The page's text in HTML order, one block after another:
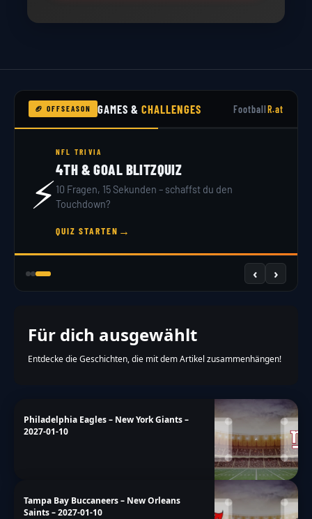
🏈 OFFSEASON GAMES &CHALLENGES FootballR.at
⚡
NFL TRIVIA
4TH & GOAL BLITZQUIZ
10 Fragen, 15 Sekunden – schaffst du den
Touchdown?
QUIZ STARTEN →
‹ ›
Für dich ausgewählt
Entdecke die Geschichten, die mit dem Artikel zusammenhängen!
Philadelphia Eagles – New York Giants –
2027-01-10
Tampa Bay Buccaneers – New Orleans
Saints – 2027-01-10